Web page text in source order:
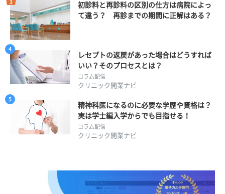
初診料と再診料の区別の仕方は病院によっ
て違う？ 再診までの期間に正解はある？
レセプトの返戻があった場合はどうすれば
いい？そのプロセスとは？
コラム配信
クリニック開業ナビ
精神科医になるのに必要な学歴や資格は？
実は学士編入学からでも目指せる！
コラム配信
クリニック開業ナビ